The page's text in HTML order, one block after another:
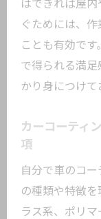
はできれば屋
ぐためには、
ことも有効で
で得られる満
かり身につけて
カーコーティ
項
自分で車のコー
の種類や特徴
ラス系、ポリ